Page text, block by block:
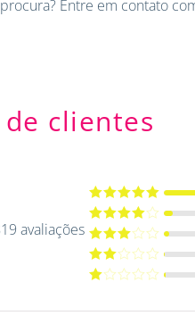
Entre em contato
clientes
avaliações
Avaliação5
Avaliação
Avaliação
Avaliação